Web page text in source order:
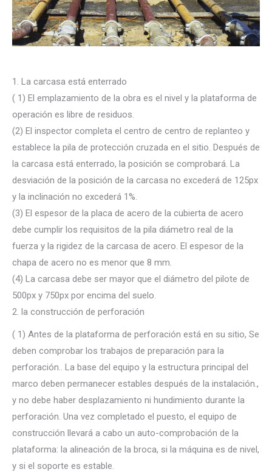
1. La carcasa está enterrado
( 1) El emplazamiento de la obra es el nivel y la plataforma de
operación es libre de residuos.
(2) El inspector completa el centro de centro de replanteo y
establece la pila de protección cruzada en el sitio. Después de
la carcasa está enterrado, la posición se comprobará. La
desviación de la posición de la carcasa no excederá de 125px
y la inclinación no excederá 1%.
(3) El espesor de la placa de acero de la cubierta de acero
debe cumplir los requisitos de la pila diámetro real de la
fuerza y ​​la rigidez de la carcasa de acero. El espesor de la
chapa de acero no es menor que 8 mm.
(4) La carcasa debe ser mayor que el diámetro del pilote de
500px y 750px por encima del suelo.
2. la construcción de perforación
( 1) Antes de la plataforma de perforación está en su sitio, Se
deben comprobar los trabajos de preparación para la
perforación.. La base del equipo y la estructura principal del
marco deben permanecer estables después de la instalación.,
y no debe haber desplazamiento ni hundimiento durante la
perforación. Una vez completado el puesto, el equipo de
construcción llevará a cabo un auto-comprobación de la
plataforma: la alineación de la broca, si la máquina es de nivel,
y si el soporte es estable.